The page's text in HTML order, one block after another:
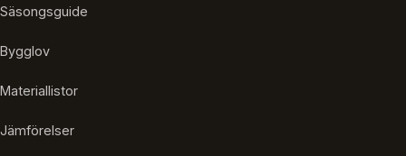
Säsongsguide
Bygglov
Materiallistor
Jämförelser